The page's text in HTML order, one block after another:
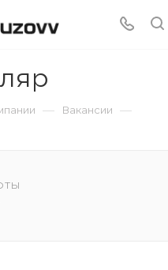
— Вакансии —